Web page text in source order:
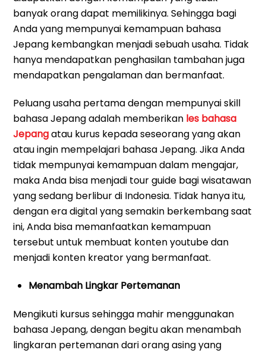
banyak orang dapat memilikinya. Sehingga bagi
Anda yang mempunyai kemampuan bahasa
Jepang kembangkan menjadi sebuah usaha. Tidak
hanya mendapatkan penghasilan tambahan juga
mendapatkan pengalaman dan bermanfaat.
Peluang usaha pertama dengan mempunyai skill
bahasa Jepang adalah memberikan les bahasa
Jepangatau kurus kepada seseorang yang akan
atau ingin mempelajari bahasa Jepang. Jika Anda
tidak mempunyai kemampuan dalam mengajar,
maka Anda bisa menjadi tour guide bagi wisatawan
yang sedang berlibur di Indonesia. Tidak hanya itu,
dengan era digital yang semakin berkembang saat
ini, Anda bisa memanfaatkan kemampuan
tersebut untuk membuat konten youtube dan
menjadi konten kreator yang bermanfaat.
Menambah Lingkar Pertemanan
Mengikuti kursus sehingga mahir menggunakan
bahasa Jepang, dengan begitu akan menambah
lingkaran pertemanan dari orang asing yang